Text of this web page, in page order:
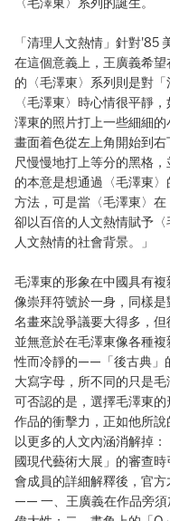
〈毛澤東〉系列的誕生。
「清理人文熱情」針對'85
在這個意義上，王廣義希
的〈毛澤東〉系列則是對
〈毛澤東〉時心情很平靜
澤東的照片打上一些細細
畫面着色從左上角開始到
尺慢慢地打上等分的黑格
的本意是想通過〈毛澤東
方法，可是當〈毛澤東〉
卻以百倍的人文熱情賦予
人文熱情的社會背景。」
毛澤東的形象在中國具有
像崇拜符號於一身，同樣
名畫來說爭議要大得多，
並無意於在毛澤東像各種
性而冷靜的——「後古典」
大寫字母，所不同的只是
可否認的是，選擇毛澤東
作品的衝擊力，正如他所
以更多的人文內涵消解掉
國現代藝術大展」的審查
會成員的詳細解釋後，官
—— 一、王廣義在作品旁須